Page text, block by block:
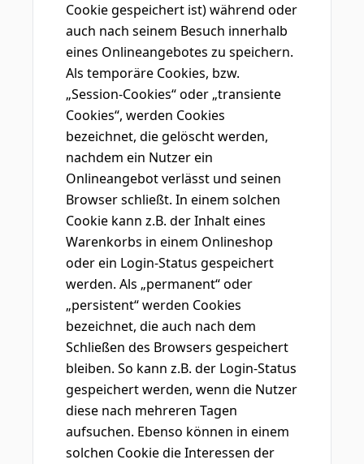
Cookie gespeichert ist) während oder
auch nach seinem Besuch innerhalb
eines Onlineangebotes zu speichern.
Als temporäre Cookies, bzw.
„Session-Cookies“ oder „transiente
Cookies“, werden Cookies
bezeichnet, die gelöscht werden,
nachdem ein Nutzer ein
Onlineangebot verlässt und seinen
Browser schließt. In einem solchen
Cookie kann z.B. der Inhalt eines
Warenkorbs in einem Onlineshop
oder ein Login-Status gespeichert
werden. Als „permanent“ oder
„persistent“ werden Cookies
bezeichnet, die auch nach dem
Schließen des Browsers gespeichert
bleiben. So kann z.B. der Login-Status
gespeichert werden, wenn die Nutzer
diese nach mehreren Tagen
aufsuchen. Ebenso können in einem
solchen Cookie die Interessen der